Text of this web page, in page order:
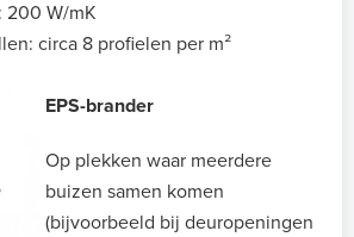
200 W/mK
circa 8 profielen per m²
EPS-brander
Op plekken waar meerdere
buizen samen komen
(bijvoorbeeld bij deuropeningen